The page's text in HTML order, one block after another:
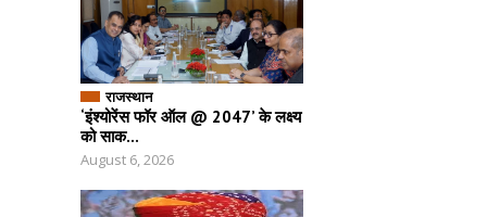
राजस्थान
‘इंश्योरेंस फॉर ऑल @ 2047’ के लक्ष्य
को साक...
August 6, 2026